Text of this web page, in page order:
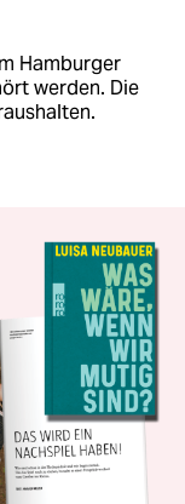
Hamburger
werden. Die